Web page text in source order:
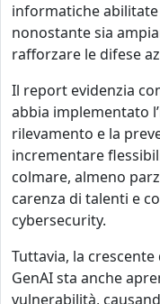
informatiche
nonostante sia
rafforzare le difese
Il report evidenzia
abbia implementato
rilevamento e la
incrementare
colmare, almeno
carenza di talenti e
cybersecurity.
Tuttavia, la
GenAI sta anche
vulnerabilità,